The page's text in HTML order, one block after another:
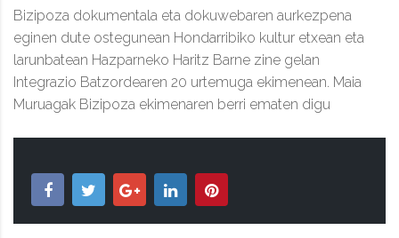
Bizipoza dokumentala eta dokuwebaren aurkezpena
eginen dute ostegunean Hondarribiko kultur etxean eta
larunbatean Hazparneko Haritz Barne zine gelan
Integrazio Batzordearen 20 urtemuga ekimenean. Maia
Muruagak Bizipoza ekimenaren berri ematen digu